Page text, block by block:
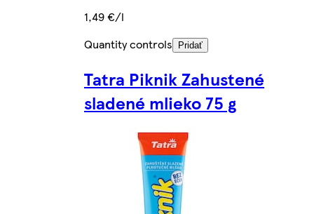
1,49 €/l
Quantity controls
Pridať
Tatra Piknik Zahustené
sladené mlieko 75 g